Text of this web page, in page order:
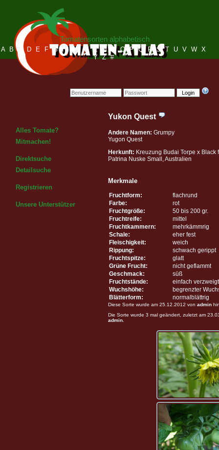
Login
Tomatensorten alphabetisch
A B C D E F G H I J K L M N O P Q R S T U V W X
Y Z #
Alles Tomate?
Mitmachen!
Direktsuche
Detailsuche
Registrieren
Unsere Unterstützer
Yukon Quest
Andere Namen: Grumpy
Yugon Quest
Herkunft: Kreuzung Budai Torpe x Black
Patrina Nuske Small, Australien
Merkmale
Fruchtform:
flachrund
Farbe:
rot
Fruchtgröße:
50 bis 200 gr.
Fruchtreife:
mittel
Fruchtkammern:
mehrkämmrig
Schale:
eher fest
Fleischigkeit:
weich
Rippung:
schwach gerippt
Fruchtspitze:
glatt
Grüne Frucht:
nicht geflammt
Geschmack:
süß
Fruchtstände:
einfach verzweigt
Wuchshöhe:
begrenzter
Blätterform:
normalblättrig
Diese Sorte wurde am 25.12.2012 von admin
Die Sorte wurde 3 mal geändert, zuletzt am
admin